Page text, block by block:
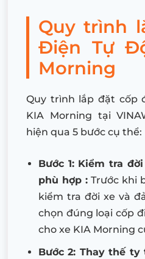
Quy trình
Điện Tự
Morning
Quy trình lắp đặt cốp
KIA Morning tại
hiện qua 5 bước cụ thể:
Bước 1: Kiểm tra
phù hợp :Trước khi
kiểm tra đời xe và
chọn đúng loại cốp
cho xe KIA Morning
Bước 2: Thay thế